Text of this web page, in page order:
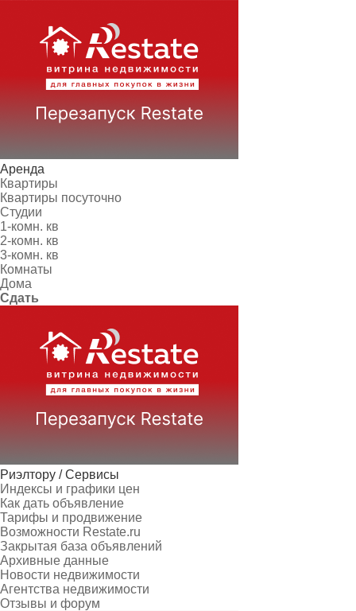
Аренда
Квартиры
Квартиры посуточно
Студии
1-комн. кв
2-комн. кв
3-комн. кв
Комнаты
Дома
Сдать
Риэлтору / Сервисы
Индексы и графики цен
Как дать объявление
Тарифы и продвижение
Возможности Restate.ru
Закрытая база объявлений
Архивные данные
Новости недвижимости
Агентства недвижимости
Отзывы и форум